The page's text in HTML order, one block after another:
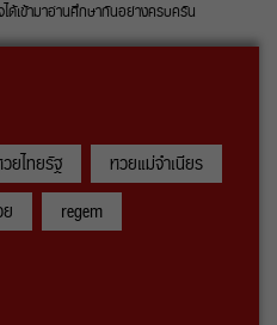
ด้เข้ามาอ่านศึกษากันอย่างครบครัน
ยไทยรัฐ
หวยแม่จำเนียร
regem